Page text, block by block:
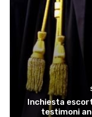
Inchiesta
testimoni